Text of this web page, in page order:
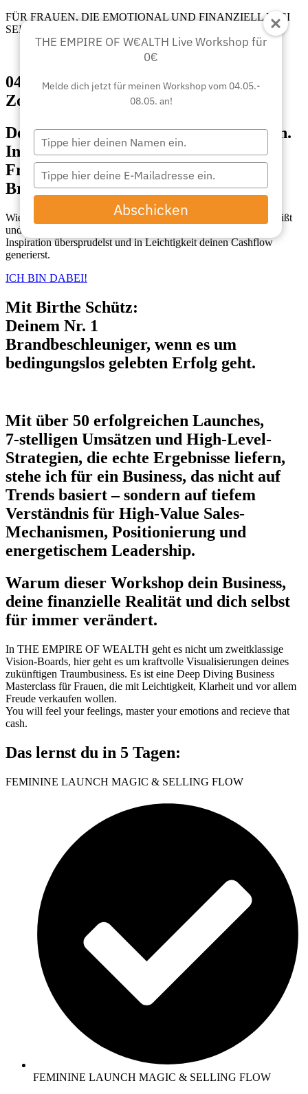
FÜR FRAUEN, DIE EMOTIONAL UND FINANZIELL FREI
SEIN WOLLEN
04.–08. Mai 2025 | Jeden Tag live via
Zoom um 20 Uhr
Dein wahrer reichtum beginnt im Innen.
In der Begegnung mit deiner inneren
Frau, die darauf wartet lichterloh in
Brand gesteckt zu werden.
Wie du in nur 5 Tagen neu entflammt für dein Business bist, weißt
und tief fühlst was für dich möglich ist in deinem Leben, vor
Inspiration übersprudelst und in Leichtigkeit deinen Cashflow
generierst.
ICH BIN DABEI!
Mit Birthe Schütz:
Deinem Nr. 1
Brandbeschleuniger, wenn es um
bedingungslos gelebten Erfolg geht.
Mit über 50 erfolgreichen Launches,
7-stelligen Umsätzen und High-Level-
Strategien, die echte Ergebnisse liefern,
stehe ich für ein Business, das nicht auf
Trends basiert – sondern auf tiefem
Verständnis für High-Value Sales-
Mechanismen, Positionierung und
energetischem Leadership.
Warum dieser Workshop dein Business,
deine finanzielle Realität und dich selbst
für immer verändert.
In THE EMPIRE OF WEALTH geht es nicht um zweitklassige
Vision-Boards, hier geht es um kraftvolle Visualisierungen deines
zukünftigen Traumbusiness. Es ist eine Deep Diving Business
Masterclass für Frauen, die mit Leichtigkeit, Klarheit und vor allem
Freude verkaufen wollen.
You will feel your feelings, master your emotions and recieve that
cash.
Das lernst du in 5 Tagen:
FEMININE LAUNCH MAGIC & SELLING FLOW
FEMININE LAUNCH MAGIC & SELLING FLOW
THE EMPIRE OF W€ALTH Live Workshop für
0€
Melde dich jetzt für meinen Workshop vom 04.05.-
08.05. an!
Tippen
Sie
Ihren
Namen
ein.
Tippen
Sie
Ihre
ein.
Abschicken